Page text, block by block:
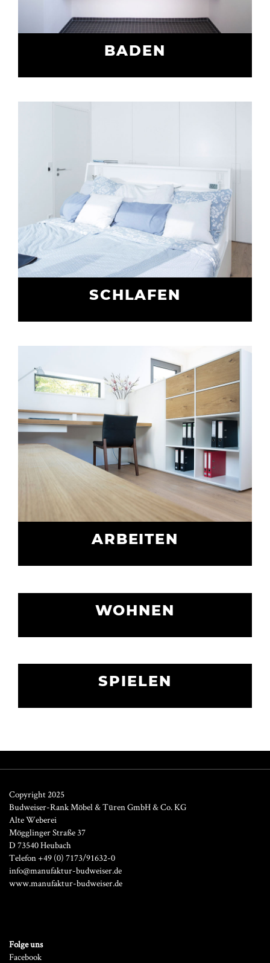
BADEN
SCHLAFEN
ARBEITEN
WOHNEN
SPIELEN
Copyright 2025
Budweiser-Rank Möbel & Türen GmbH & Co. KG
Alte Weberei
Mögglinger Straße 37
D 73540 Heubach
Telefon +49 (0) 7173/91632-0
info@manufaktur-budweiser.de
www.manufaktur-budweiser.de
Folge uns
Facebook